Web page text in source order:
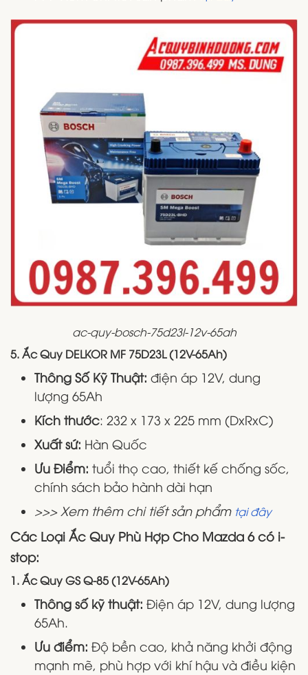
ac-quy-bosch-75d23l-12v-65ah
5. Ắc Quy DELKOR MF 75D23L (12V-65Ah)
Thông Số Kỹ Thuật: điện áp 12V, dung
lượng 65Ah
Kích thước: 232 x 173 x 225 mm (DxRxC)
Xuất sứ: Hàn Quốc
Ưu Điểm: tuổi thọ cao, thiết kế chống sốc,
chính sách bảo hành dài hạn
>>> Xem thêm chi tiết sản phẩm tại đây
Các Loại Ắc Quy Phù Hợp Cho Mazda 6 có i-
stop:
1.Ắc Quy GS Q-85 (12V-65Ah)
Thông số kỹ thuật: Điện áp 12V, dung lượng
65Ah.
Ưu điểm: Độ bền cao, khả năng khởi động
mạnh mẽ, phù hợp với khí hậu và điều kiện